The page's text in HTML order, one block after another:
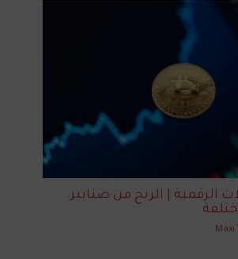
الرقمية | الربح من صنابير
Maxi